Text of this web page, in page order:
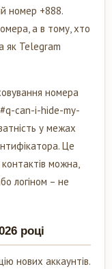
номер +888.
а в тому, хто
як Telegram
номера
can-i-hide-my-
у межах
Це
можна,
логіном – не
році
нових аккаунтів.